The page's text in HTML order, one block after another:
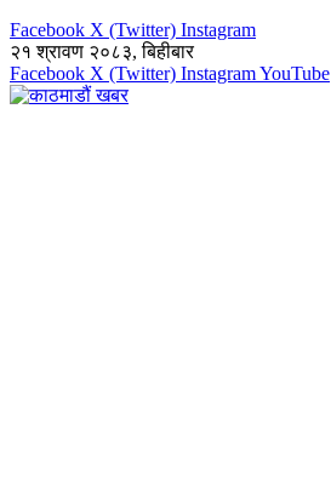
Facebook X (Twitter) Instagram
२१ श्रावण २०८३, बिहीबार
Facebook X (Twitter) InstagramYouTube